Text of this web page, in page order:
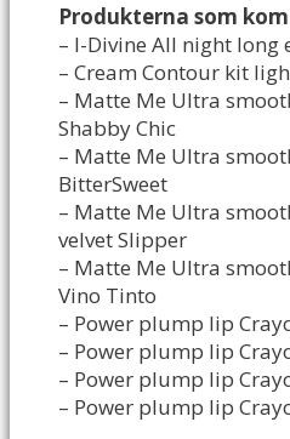
Produkterna som
– I-Divine All night long
– Cream Contour kit
– Matte Me Ultra
Shabby Chic
– Matte Me Ultra
BitterSweet
– Matte Me Ultra
velvet Slipper
– Matte Me Ultra
Vino Tinto
– Power plump lip
– Power plump lip
– Power plump lip
– Power plump lip